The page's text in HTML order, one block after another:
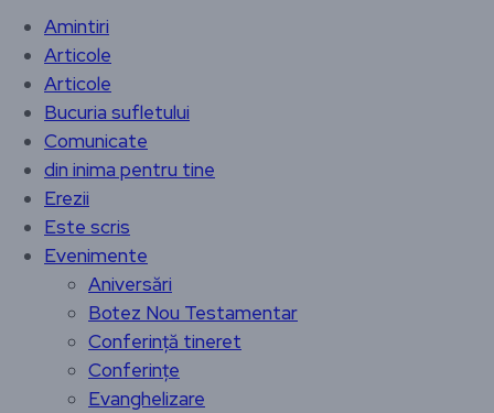
Amintiri
Articole
Articole
Bucuria sufletului
Comunicate
din inima pentru tine
Erezii
Este scris
Evenimente
Aniversări
Botez Nou Testamentar
Conferință tineret
Conferințe
Evanghelizare